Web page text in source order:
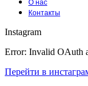
О нас
Контакты
Instagram
Error: Invalid OAuth
Перейти в